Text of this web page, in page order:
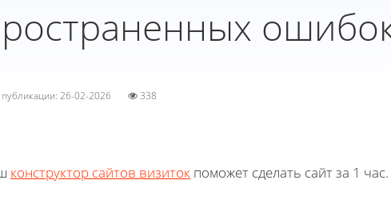
публикации: 26-02-2026 338
конструктор сайтов визиток поможет сделать сайт за 1 час.